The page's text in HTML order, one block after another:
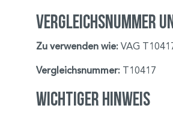
Vergleichsnummer
Zu verwenden wie: VAG
Vergleichsnummer: T10417
Wichtiger Hinweis